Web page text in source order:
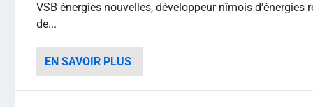
VSB énergies nouvelles, développeur nîmois
de...
EN SAVOIR PLUS